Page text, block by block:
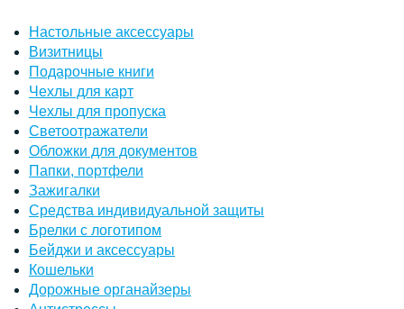
Настольные аксессуары
Визитницы
Подарочные книги
Чехлы для карт
Чехлы для пропуска
Светоотражатели
Обложки для документов
Папки, портфели
Зажигалки
Средства индивидуальной защиты
Брелки с логотипом
Бейджи и аксессуары
Кошельки
Дорожные органайзеры